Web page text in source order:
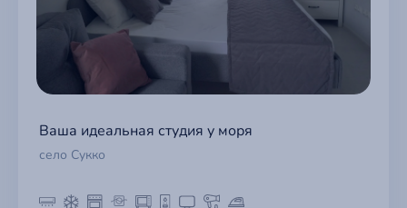
Ваша идеальная студия у моря
село Сукко